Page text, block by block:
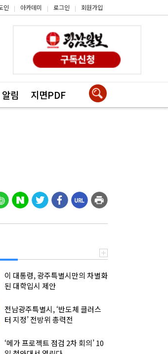
인 | 아카데미 | 로그인 | 회원가입
알림 지면PDF
이 대통령, 광주특별시만의 차별화
된 대학입시 제안
전남광주특별시, ‘반도체 클러스
터 지정’ 전방위 총력전
‘메가 프로젝트 점검 2차 회의’ 10